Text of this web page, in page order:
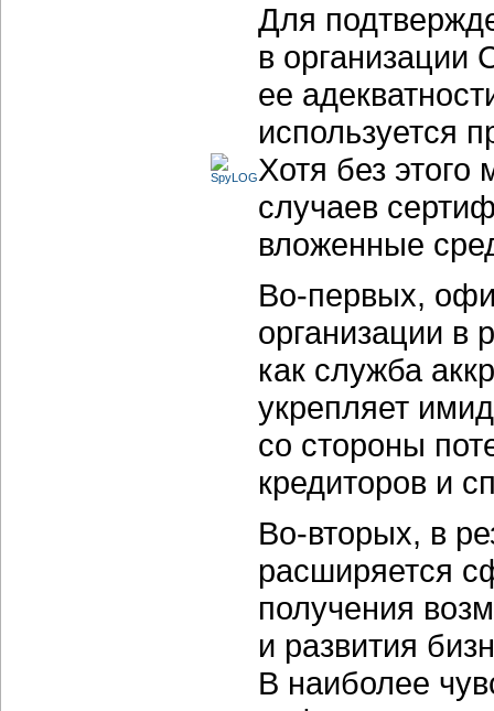
Для
в организации
ее
используется
Хотя без
случаев
вложенные
Во-первых,
организации в
как служба
укрепляет
со стороны
кредиторов и
Во-вторых, в
расширяется
получения
и развития
В наиболее